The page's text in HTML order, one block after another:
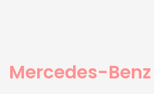
Mercedes-